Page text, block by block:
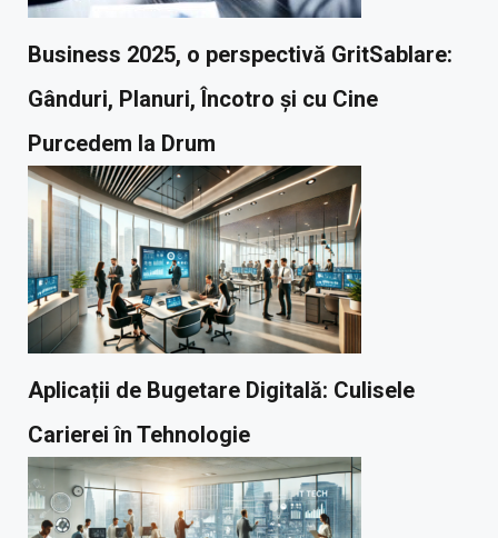
Business 2025, o perspectivă GritSablare:
Gânduri, Planuri, Încotro și cu Cine
Purcedem la Drum
Aplicații de Bugetare Digitală: Culisele
Carierei în Tehnologie